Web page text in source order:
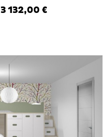
3 132,00 €